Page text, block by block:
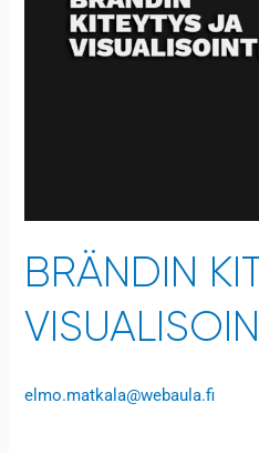
BRÄNDIN
elmo.matkala@webaula.fi